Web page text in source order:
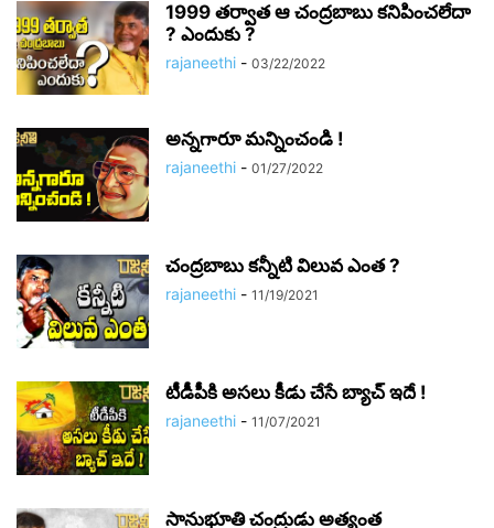
1999 తర్వాత ఆ చంద్రబాబు కనిపించలేదా
? ఎందుకు ?
rajaneethi - 03/22/2022
అన్నగారూ మన్నించండి !
rajaneethi - 01/27/2022
చంద్రబాబు కన్నీటి విలువ ఎంత ?
rajaneethi - 11/19/2021
టీడీపీకి అసలు కీడు చేసే బ్యాచ్ ఇదే !
rajaneethi - 11/07/2021
సానుభూతి చంద్రుడు అత్యంత